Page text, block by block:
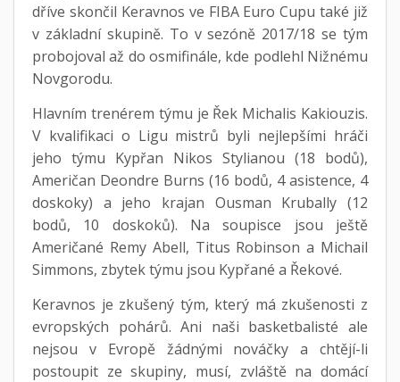
dříve skončil Keravnos ve FIBA Euro Cupu také již
v základní skupině. To v sezóně 2017/18 se tým
probojoval až do osmifinále, kde podlehl Nižnému
Novgorodu.
Hlavním trenérem týmu je Řek Michalis Kakiouzis.
V kvalifikaci o Ligu mistrů byli nejlepšími hráči
jeho týmu Kypřan Nikos Stylianou (18 bodů),
Američan Deondre Burns (16 bodů, 4 asistence, 4
doskoky) a jeho krajan Ousman Krubally (12
bodů, 10 doskoků). Na soupisce jsou ještě
Američané Remy Abell, Titus Robinson a Michail
Simmons, zbytek týmu jsou Kypřané a Řekové.
Keravnos je zkušený tým, který má zkušenosti z
evropských pohárů. Ani naši basketbalisté ale
nejsou v Evropě žádnými nováčky a chtějí-li
postoupit ze skupiny, musí, zvláště na domácí